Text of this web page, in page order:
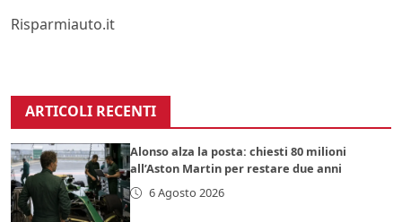
Risparmiauto.it
ARTICOLI RECENTI
Alonso alza la posta: chiesti 80 milioni
all’Aston Martin per restare due anni
6 Agosto 2026